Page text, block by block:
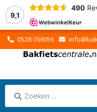
9,1
490
0528-769056